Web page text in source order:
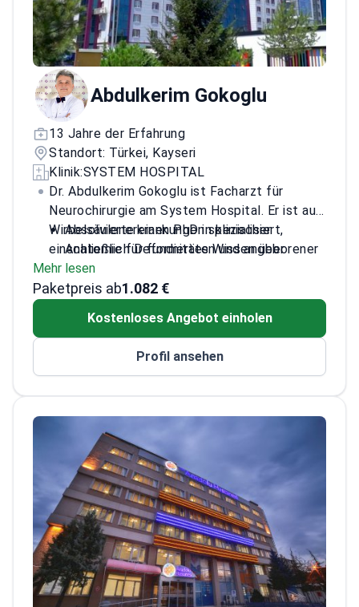
Abdulkerim Gokoglu
13 Jahre der Erfahrung
Standort: Türkei, Kayseri
Klinik:SYSTEM HOSPITAL
Dr. Abdulkerim Gokoglu ist Facharzt für
Neurochirurgie am System Hospital. Er ist auf
Wirbelsäulenerkrankungen spezialisiert,
einschließlich Deformitäten und angeborener
Störungen.
Absolvierte einen PhD in klinischer
Anatomie für fundiertes Wissen über
Wirbelsäulenstrukturen
Arbeitete als Postdoktorand am Brigham
Experte für die Identifizierung von
Bandscheibenvorfällen mittels moderner
und Schädel-Hirn-Traumata
Expertise umfasst Schlaganfälle und
Blutungen des Nervensystems
Mehr lesen
Paketpreis ab1.082 €
Kostenloses Angebot einholen
Profil ansehen